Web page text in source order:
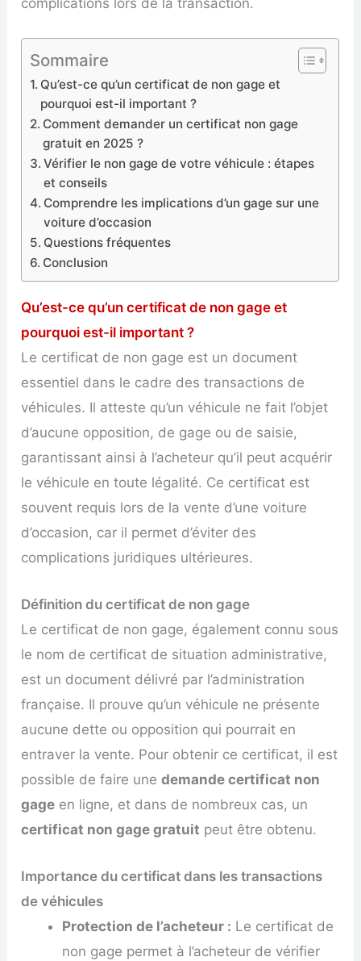
Sommaire
Qu’est-ce qu’un certificat de non gage et
pourquoi est-il important ?
Comment demander un certificat non gage
gratuit en 2025 ?
Vérifier le non gage de votre véhicule : étapes
et conseils
Comprendre les implications d’un gage sur une
voiture d’occasion
Questions fréquentes
Conclusion
Qu’est-ce qu’un certificat de non gage et
pourquoi est-il important ?
Le certificat de non gage est un document
essentiel dans le cadre des transactions de
véhicules. Il atteste qu’un véhicule ne fait l’objet
d’aucune opposition, de gage ou de saisie,
garantissant ainsi à l’acheteur qu’il peut acquérir
le véhicule en toute légalité. Ce certificat est
souvent requis lors de la vente d’une voiture
d’occasion, car il permet d’éviter des
complications juridiques ultérieures.
Définition du certificat de non gage
Le certificat de non gage, également connu sous
le nom de certificat de situation administrative,
est un document délivré par l’administration
française. Il prouve qu’un véhicule ne présente
aucune dette ou opposition qui pourrait en
entraver la vente. Pour obtenir ce certificat, il est
possible de faire unedemande certificat non
gage en ligne, et dans de nombreux cas, un
certificat non gage gratuit peut être obtenu.
Importance du certificat dans les transactions
de véhicules
Protection de l’acheteur : Le certificat de
non gage permet à l’acheteur de vérifier